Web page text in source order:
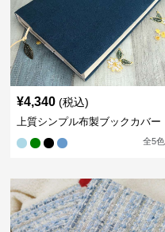
¥4,340 (税込)
上質シンプル布製ブックカバー
全5色